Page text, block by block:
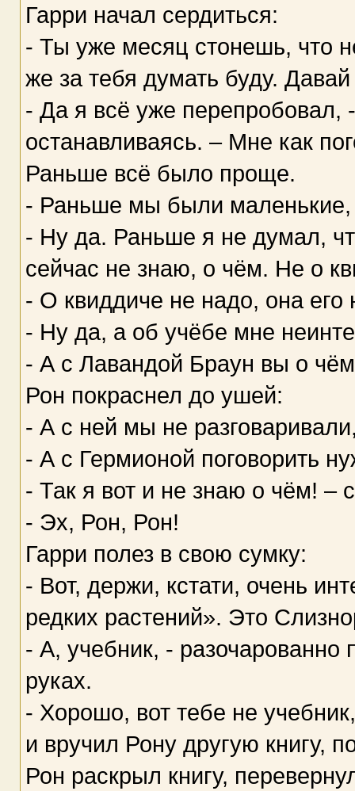
Гарри начал сердиться:
- Ты уже месяц стонешь, что
же за тебя думать буду.
- Да я всё уже перепробовал,
останавливаясь. – Мне как
Раньше всё было проще.
- Раньше мы были маленькие,
- Ну да. Раньше я не думал,
сейчас не знаю, о чём. Не о
- О квиддиче не надо, она его
- Ну да, а об учёбе мне
- А с Лавандой Браун вы о
Рон покраснел до ушей:
- А с ней мы не
- А с Гермионой поговорить
- Так я вот и не знаю о чём! –
- Эх, Рон, Рон!
Гарри полез в свою сумку:
- Вот, держи, кстати, очень
редких растений». Это
- А, учебник, - разочарованно
руках.
- Хорошо, вот тебе не
и вручил Рону другую книгу,
Рон раскрыл книгу,